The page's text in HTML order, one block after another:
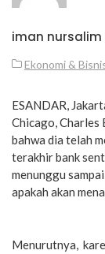
iman nursalim
Ekonomi &
ESANDAR,
Chicago, Charles
bahwa dia telah
terakhir bank
menunggu
apakah akan
Menurutnya,